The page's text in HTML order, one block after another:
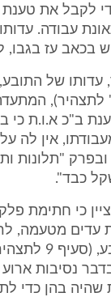
לקבל את
עבודה.
בכאב עז בגבו,
עדותו של
לתצהיר),
ב"כ א.ו.ת כי
אין לה
"תלונות
כבד".
עדים מטעמה,
של
נסיבות ארוע
שהיה בהן כדי